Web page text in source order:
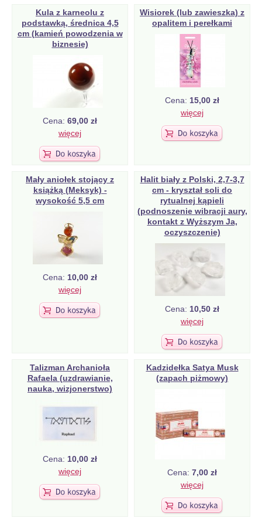
Kula z karneolu z
podstawką, średnica 4,5
cm (kamień powodzenia w
biznesie)
Cena: 69,00 zł
więcej
Wisiorek (lub zawieszka) z
opalitem i perełkami
Cena: 15,00 zł
więcej
Mały aniołek stojący z
książką (Meksyk) -
wysokość 5,5 cm
Cena: 10,00 zł
więcej
Halit biały z Polski, 2,7-3,7
cm - kryształ soli do
rytualnej kąpieli
(podnoszenie wibracji aury,
kontakt z Wyższym Ja,
oczyszczenie)
Cena: 10,50 zł
więcej
Talizman Archanioła
Rafaela (uzdrawianie,
nauka, wizjonerstwo)
Cena: 10,00 zł
więcej
Kadzidełka Satya Musk
(zapach piżmowy)
Cena: 7,00 zł
więcej